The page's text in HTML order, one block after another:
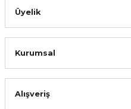
Üyelik
Kurumsal
Alışveriş